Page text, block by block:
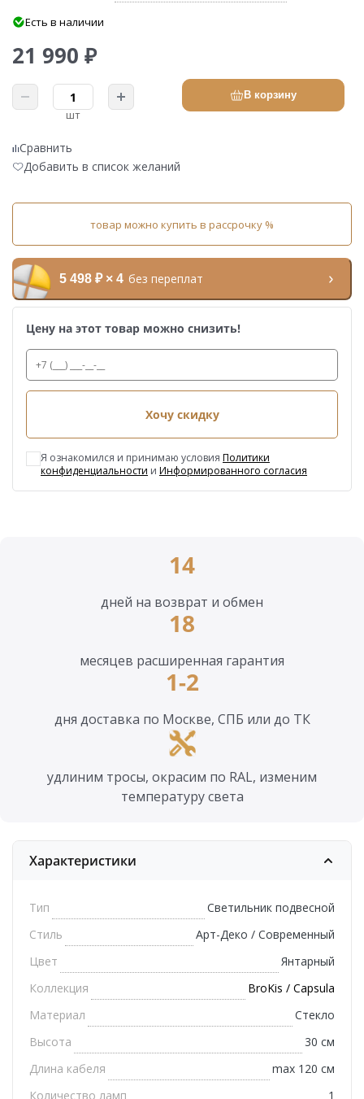
Есть в наличии
21 990 ₽
шт
В корзину
Сравнить
Добавить в список желаний
товар можно купить в рассрочку %
5 498 ₽ × 4 без переплат
Цену на этот товар можно снизить!
Хочу скидку
Я ознакомился и принимаю условия Политики
конфиденциальности и Информированного согласия
14
дней на возврат и обмен
18
месяцев расширенная гарантия
1-2
дня доставка по Москве, СПБ или до ТК
удлиним тросы, окрасим по RAL, изменим
температуру света
Характеристики
Тип
Светильник подвесной
Стиль
Арт-Деко / Современный
Цвет
Янтарный
Коллекция
BroKis / Capsula
Материал
Стекло
Высота
30 см
Длина кабеля
max 120 см
Количество ламп
1